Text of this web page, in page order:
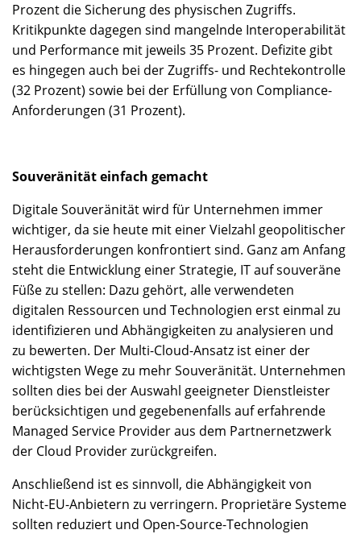
Prozent die Sicherung des physischen Zugriffs.
Kritikpunkte dagegen sind mangelnde Interoperabilität
und Performance mit jeweils 35 Prozent. Defizite gibt
es hingegen auch bei der Zugriffs- und Rechtekontrolle
(32 Prozent) sowie bei der Erfüllung von Compliance-
Anforderungen (31 Prozent).
Souveränität einfach gemacht
Digitale Souveränität wird für Unternehmen immer
wichtiger, da sie heute mit einer Vielzahl geopolitischer
Herausforderungen konfrontiert sind. Ganz am Anfang
steht die Entwicklung einer Strategie, IT auf souveräne
Füße zu stellen: Dazu gehört, alle verwendeten
digitalen Ressourcen und Technologien erst einmal zu
identifizieren und Abhängigkeiten zu analysieren und
zu bewerten. Der Multi-Cloud-Ansatz ist einer der
wichtigsten Wege zu mehr Souveränität. Unternehmen
sollten dies bei der Auswahl geeigneter Dienstleister
berücksichtigen und gegebenenfalls auf erfahrende
Managed Service Provider aus dem Partnernetzwerk
der Cloud Provider zurückgreifen.
Anschließend ist es sinnvoll, die Abhängigkeit von
Nicht-EU-Anbietern zu verringern. Proprietäre Systeme
sollten reduziert und Open-Source-Technologien